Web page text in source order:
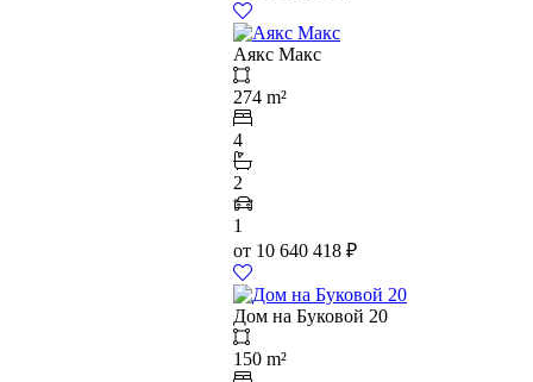
Аякс Макс
274 m²
4
2
1
от 10 640 418 ₽
Дом на Буковой 20
150 m²